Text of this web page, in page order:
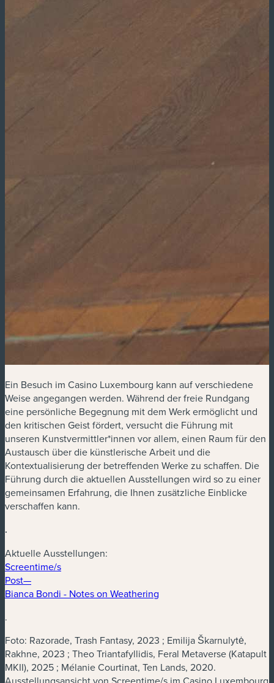
Ein Besuch im Casino Luxembourg kann auf verschiedene
Weise angegangen werden. Während der freie Rundgang
eine persönliche Begegnung mit dem Werk ermöglicht und
den kritischen Geist fördert, versucht die Führung mit
unseren Kunstvermittler*innen vor allem, einen Raum für den
Austausch über die künstlerische Arbeit und die
Kontextualisierung der betreffenden Werke zu schaffen. Die
Führung durch die aktuellen Ausstellungen wird so zu einer
gemeinsamen Erfahrung, die Ihnen zusätzliche Einblicke
verschaffen kann.
.
Aktuelle Ausstellungen:
Screentime/s
Post—
Bianca Bondi - Notes on Weathering
.
Foto: Razorade, Trash Fantasy, 2023 ; Emilija Škarnulytė,
Rakhne, 2023 ; Theo Triantafyllidis, Feral Metaverse (Katapult
MKII), 2025 ; Mélanie Courtinat, Ten Lands, 2020.